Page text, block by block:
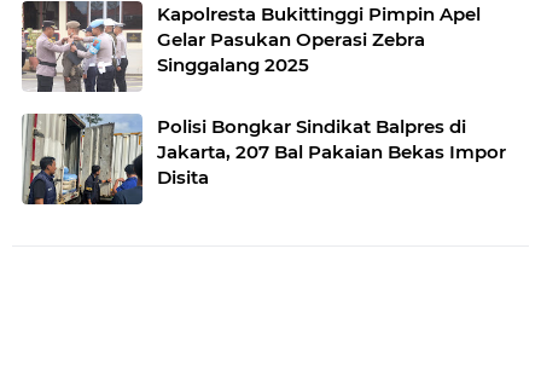
Kapolresta Bukittinggi Pimpin Apel
Gelar Pasukan Operasi Zebra
Singgalang 2025
Polisi Bongkar Sindikat Balpres di
Jakarta, 207 Bal Pakaian Bekas Impor
Disita